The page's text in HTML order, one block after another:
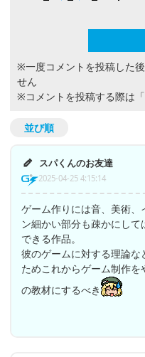
※一度コメントを投稿した
せん
※コメントを投稿する際は
並び順
スパくんのお友達
2025-04-25 4:15:14
ゲーム作りには音、美術
ン細かい部分も疎かにし
できる作品。
彼のゲームに対する理論
ためこれからゲーム制作
の教材にするべき